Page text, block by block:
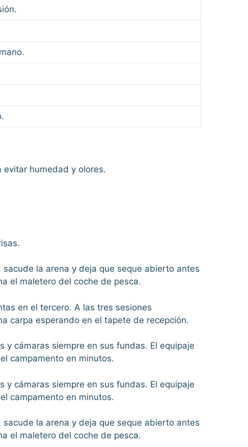
humedad y olores.
la arena y deja que seque abierto antes
el maletero del coche de pesca.
en el tercero. A las tres sesiones
carpa esperando en el tapete de recepción.
cámaras siempre en sus fundas. El equipaje
campamento en minutos.
cámaras siempre en sus fundas. El equipaje
campamento en minutos.
la arena y deja que seque abierto antes
el maletero del coche de pesca.